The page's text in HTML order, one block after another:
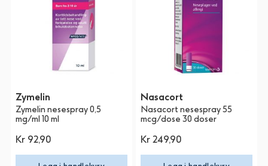
Zymelin
Zymelin nesespray 0,5
mg/ml 10 ml
Kr 92,90
Nasacort
Nasacort nesespray 55
mcg/dose 30 doser
Kr 249,90